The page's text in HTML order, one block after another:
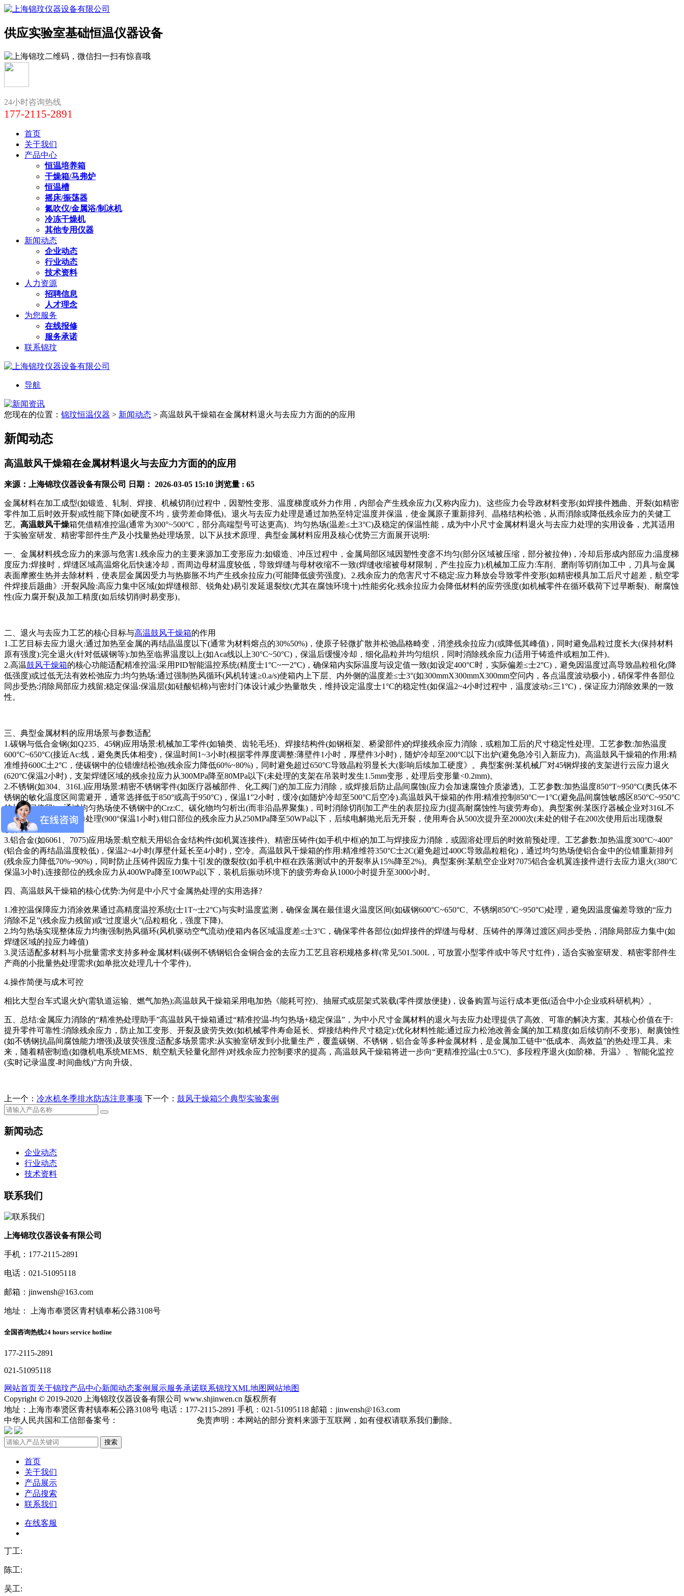
供应实验室基础恒温仪器设备
24小时咨询热线
177-2115-2891
首页
关于我们
产品中心
恒温培养箱
干燥箱/马弗炉
恒温槽
摇床/振荡器
氮吹仪/金属浴/制冰机
冷冻干燥机
其他专用仪器
新闻动态
企业动态
行业动态
技术资料
人力资源
招聘信息
人才理念
为您服务
在线报修
服务承诺
联系锦玟
导航
您现在的位置： 锦玟恒温仪器 > 新闻动态 > 高温鼓风干燥箱在金属材料退火与去应力方面的的应用
新闻动态
高温鼓风干燥箱在金属材料退火与去应力方面的的应用
来源：上海锦玟仪器设备有限公司 日期： 2026-03-05 15:10 浏览量 : 65
金属材料在加工成型(如锻造、轧制、焊接、机械切削)过程中，因塑性变形、温度梯度或外力作用，内部会产生残余应力(又称内应力)。这些应力会导政材料变形(如焊接件翘曲、开裂(如精密
零件加工后时效开裂)或性能下降(如硬度不均，疲劳差命降低)。退火与去应力处理是通过加热至特定温度并保温，使金属原子重新排列、晶格结构松弛，从而消除或降低残余应力的关健工
艺。 高温鼓风干燥箱凭借精准控温(通常为300°~500°C，部分高端型号可达更高)、均匀热场(温差≤土3°C)及稳定的保温性能，成为中小尺寸金属材料退火与去应力处理的实用设备，尤其适用
于实验室研发、精密零部件生产及小找量热处理场景。以下从技术原理、典型金属材料应用及核心优势三方面展开说明:
一、金属材料残念应力的来源与危害1.残余应力的主要来源加工变形应力:如锻造、冲压过程中，金属局部区域因塑性变彦不均匀(部分区域被压缩，部分被拉伸)，冷却后形成内部应力;温度梯
度应力:焊接时，焊缝区域高温熔化后快速冷却，而周边母材温度较低，导致焊缝与母材收缩不一致(焊缝收缩被母材限制，产生拉应力);机械加工应力:车削、磨削等切削加工中，刀具与金属
表面摩擦生热并去除材料，使表层金属因受力与热膨胀不均产生残余拉应力(可能降低疲劳强度)。2.残余应力的危害尺寸不稳定:应力释放会导致零件变形(如精密模具加工后尺寸超差，航空零
件焊接后题曲》:开裂风险:高应力集中区域(如焊缝根部、锐角处)易引发延退裂纹(尤其在腐蚀环境十);性能劣化:残余拉应力会降低材料的应劳强度(如机械零件在循环载荷下过早断裂)、耐腐蚀
性(应力腐开裂)及加工精度(如后续切削时易变形)。
二、退火与去应力工艺的核心目标与高温鼓风干燥箱的作用
1.工艺目标去应力退火:通过加热至金属的再结晶温度以下(通常为材料熔点的30%50%)，使原子轻微扩散并松弛晶格畸变，消塗残余拉应力(或降低其峰值)，同时避免晶粒过度长大(保持材料
原有强度):完全退火(针对低碳钢等):加热至临界温度以上(如Aca线以上30°C~50°C)，保温后缓慢冷却，细化晶粒并均匀组织，同时消除残余应力(适用于铸造件或粗加工件)。
2.高温鼓风干燥箱的核心功能适配精准控温:采用PID智能温控系统(精度士1°C~一2°C)，确保箱内实际温度与设定值一致(如设定400°C时，实际偏差≤士2°C)，避免因温度过高导致晶粒租化(降
低强度)或过低无法有效松弛应力:均匀热场:通过强制热风循环(风机转速≥0.a/s)使箱内上下层、内外侧的温度差≤士3°(如300mmX300mmX300mm空问内，各点温度波动极小)，硝保零件各部位
同步受热:消除局部应力残留;稳定保温:保温层(如硅酸铝棉)与密封门体设计减少热量散失，维持设定温度士1°C的稳定性(如保温2~4小时过程中，温度波动≤三1°C)，保证应力消除效果的一致
性。
三、典型金属材料的应用场景与参数适配
1.碳钢与低合金钢(如Q235、45钢)应用场景:机械加工零件(如轴类、齿轮毛坯)、焊接结构件(如钢框架、桥梁部件)的焊接残余应力消除，或粗加工后的尺寸稳定性处理。工艺参数:加热温度
600°C~650°C(接近Ac:线，避免奥氏体相变)，保温时间1~3小时(根据零件厚度调整:薄壁件1小时，厚壁件3小时)，随炉冷却至200°C以下出炉(避免急冷引入新应力)。高温鼓风干燥箱的作用:精
准维持600C土2°C，使碳钢中的位错缠结松弛(残余应力降低60%~80%)，同时避免超过650°C导致晶粒羽显长大(影响后续加工硬度》。典型案例:某机械厂对45钢焊接的支架进行云应力退火
(620°C保温2小时)，支架焊缝区域的残余拉应力从300MPa降至80MPa以下(未处理的支架在吊装时发生1.5mm变形，处理后变形量<0.2mm)。
2.不锈钢(如304、316L)应用场景:精密不锈钢零件(如医疗器械部件、化工阀门)的加工应力消除，或焊接后防止晶间腐蚀(应力会加速腐蚀介质渗透)。工艺参数:加热温度850°T~950°C(奥氏体不
锈钢的敏化温度区间需避开，通常选择低于850°或高于950°C)，保温1”2小时，缓冷(如随炉冷却至500°C后空冷).高温鼓风干燥箱的作用:精准控制850°C一1°C(避免晶间腐蚀敏感区850°C~950°C
的长时间停留)，通过均匀热场使不锈钢中的Crz:C。碳化物均匀析出(而非沿晶界聚集)，司时消除切削加工产生的表层拉应力(提高耐腐蚀性与疲劳寿命)。典型案例:某医疗器械企业对316L不
锈钢手术钳进行去应力处理(900°保温1小时).钳口部位的残余应力从250MPa降至50WPa以下，后续电解抛光后无开裂，使用寿合从500次提升至2000次(未处的钳子在200次使用后出现微裂
纹)。
3.铝合金(如6061、7075)应用场景:航空航天用铝合金结构件(如机翼连接件)、精密压铸件(如手机中框)的加工与焊接应力消除，或固溶处理后的时效前预处理。工艺參数:加热温度300°C~400°
(铝合金的再结晶温度較低)，保温2~4小时(厚壁什延长至4小时)，空冷。高温鼓风干燥箱的作用:精准维符350°C士2C(避免超过400C导致晶粒粗化)，通过均匀热场使铝合金中的位错重新排列
(残余应力降低70%~90%)，同时防止压铸件因应力集十引发的微裂纹(如手机中框在跌落测试中的开裂率从15%降至2%)。典型案例:某航空企业对7075铝合金机翼连接件进行去应力退火(380°C
保温3小时),连接部位的残余应力从400WPa降至100WPa以下，装机后振动环境下的疲劳寿命从1000小时提升至3000小时。
四、高温鼓风干燥箱的核心优势:为何是中小尺寸金属热处理的实用选择?
1.准控温保障应力消涂效果通过高精度温控系统(士1T~士2°C)与实时温度监测，确保金属在最佳退火温度区间(如碳钢600°C~650°C、不锈纲850°C~950°C)处理，避免因温度偏差导致的“应力
消除不足”(残余应力残留)或“过度退火”(品粒粗化，强度下降)。
2.均匀热场实现整体应力均衡强制热风循环(风机驱动空气流动)使箱内各区域温度差≤士3°C，确保零件各部位(如焊接件的焊缝与母材、压铸件的厚薄过渡区)同步受热，消除局部应力集中(如
焊缝区域的拉应力峰值)
3.灵活适配多材料与小批量需求支持多种金属材料(碳例不锈钢铝合金铜合金的去应力工艺且容积规格多样(常见501.500L，可放置小型零件或中等尺寸红件)，适合实验室研发、精密零部件生
产商的小批量热处理需求(如单批次处理几十个零件)。
4.操作简便与成木可控
相比大型台车式退火炉(需轨道运输、燃气加热);高温鼓风干燥箱采用电加热《能耗可控)、抽屉式或层架式装载(零件摆放便捷)，设备购置与运行成本更低(适合中小企业或科研机构》。
五、总结:金属应力消除的“精准热处理助手”高温鼓风干燥箱通过“精准控温-均匀热场+稳定保温”，为中小尺寸金属材料的退火与去应力处理提供了高效、可靠的解决方案。其核心价值在于:
提升零件可靠性:消除残余应力，防止加工变形、开裂及疲劳失效(如机械零件寿命延长、焊接结构件尺寸稳定):优化材料性能;通过应力松池改善金属的加工精度(如后续切削不变形)、耐廣蚀性
(如不锈钢抗晶间腐蚀能力增强)及玻荧强度;适配多场景需求:从实验室研发到小批量生产，覆盖碳钢、不锈钢，铝合金等多种金属材料，是金属加工链中“低成本、高效益”的热处理工具。未
来，随着精密制造(如微机电系统MEMS、航空航天轻量化部件)对残余应力控制要求的提高，高温鼓风干燥箱将进一步向“更精准控温(士0.5°C)、多段程序退火(如阶梯。升温》、智能化监控
(实时记录温度-时间曲线)”方向升级。
上一个： 冷水机冬季排水防冻注意事项 下一个： 鼓风干燥箱5个典型实验案例
新闻动态
企业动态
行业动态
技术资料
联系我们
上海锦玟仪器设备有限公司
手机：177-2115-2891
电话：021-51095118
邮箱：jinwensh@163.com
地址： 上海市奉贤区青村镇奉柘公路3108号
全国咨询热线24 hours service hotline
177-2115-2891
021-51095118
网站首页关于锦玟产品中心新闻动态案例展示服务承诺联系锦玟XML地图 网站地图
Copyright © 2019-2020 上海锦玟仪器设备有限公司 www.shjinwen.cn 版权所有
地址：上海市奉贤区青村镇奉柘公路3108号 电话：177-2115-2891 手机：021-51095118 邮箱：jinwensh@163.com
中华人民共国和工信部备案号：
免责声明：本网站的部分资料来源于互联网，如有侵权请联系我们删除。
搜索
首页
关于我们
产品展示
产品搜索
联系我们
在线客服
丁工:
陈工:
吴工: